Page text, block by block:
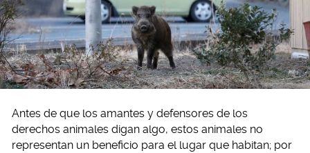
Antes de que los amantes y defensores de los
derechos animales digan algo, estos animales no
representan un beneficio para el lugar que habitan; por